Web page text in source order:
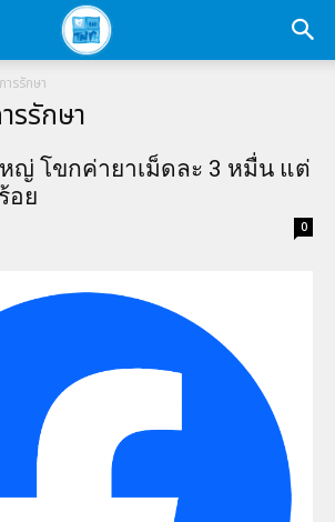
ารรักษา
รรักษา
ญ่ โขกค่ายาเม็ดละ 3 หมื่น แต่
อย
0